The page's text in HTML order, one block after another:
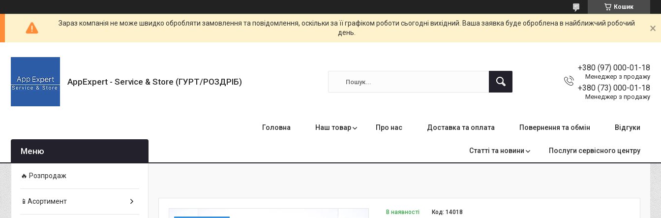
Кошик
Зараз компанія не може швидко обробляти замовлення та повідомлення, оскільки за її графіком роботи сьогодні вихідний. Ваша заявка буде оброблена в найближчий робочий
день.
AppExpert - Service & Store (ГУРТ/РОЗДРІБ)
+380 (97) 000-01-18
Менеджер з продажу
+380 (73) 000-01-18
Менеджер з продажу
Головна Наш товар Про нас Доставка та оплата Повернення та обмін Відгуки
Статті та новини Послуги сервісного центру
В наявності Код:14018
🔥 Розпродаж
📱Асортимент